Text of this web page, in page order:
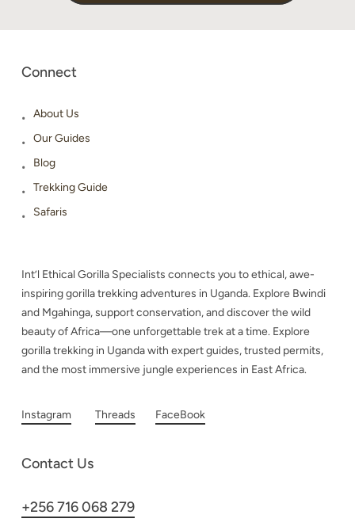
Connect
About Us
Our Guides
Blog
Trekking Guide
Safaris
Int’l Ethical Gorilla Specialists connects you to ethical, awe-
inspiring gorilla trekking adventures in Uganda. Explore Bwindi
and Mgahinga, support conservation, and discover the wild
beauty of Africa—one unforgettable trek at a time. Explore
gorilla trekking in Uganda with expert guides, trusted permits,
and the most immersive jungle experiences in East Africa.
Instagram Threads FaceBook
Contact Us
+256 716 068 279